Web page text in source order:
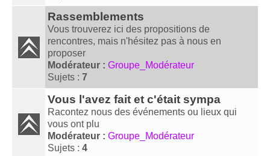
Rassemblements
Vous trouverez ici des propositions de
rencontres, mais n'hésitez pas à nous en
proposer
Modérateur : Groupe_Modérateur
Sujets : 7
Vous l'avez fait et c'était sympa
Racontez nous des événements ou lieux qui
vous ont plu
Modérateur : Groupe_Modérateur
Sujets : 4